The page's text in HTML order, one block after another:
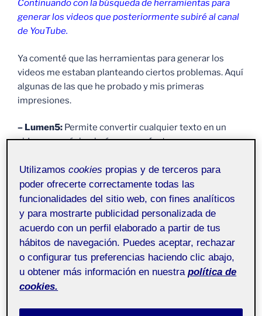
Continuando con la búsqueda de herramientas para
generar los videos que posteriormente subiré al canal
de YouTube.
Ya comenté que las herramientas para generar los
videos me estaban planteando ciertos problemas. Aquí
algunas de las que he probado y mis primeras
impresiones.
– Lumen5: Permite convertir cualquier texto en un
video, con música, imágenes y efectos.
Ventajas: Es fácil de usar, tiene una gran biblioteca de
recursos y ofrece una versión gratuita.
Inconvenientes: La calidad de los videos depende del
texto y puede haber limitaciones en la personalización.
Utilizamoscookies propias y de terceros para
poder ofrecerte correctamente todas las
funcionalidades del sitio web, con fines analíticos
y para mostrarte publicidad personalizada de
acuerdo con un perfil elaborado a partir de tus
hábitos de navegación. Puedes aceptar, rechazar
o configurar tus preferencias haciendo clic abajo,
u obtener más información en nuestra política de
cookies.